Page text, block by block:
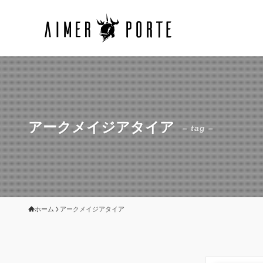
アークメイジアタイア – tag –
ホーム アークメイジアタイア